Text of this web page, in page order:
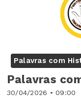
Palavras com
30/04/2026 • 09:00
Palavras